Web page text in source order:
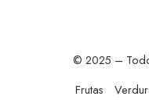
© 2025 –
Frutas